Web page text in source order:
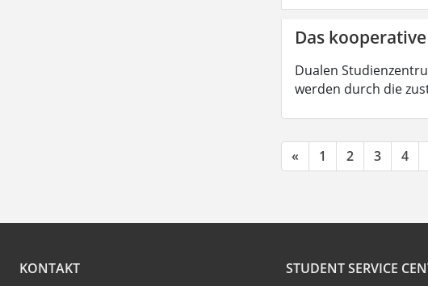
Das
Dualen
werden durch die
« 1 2 3 4
KONTAKT
STUDENT SERVICE